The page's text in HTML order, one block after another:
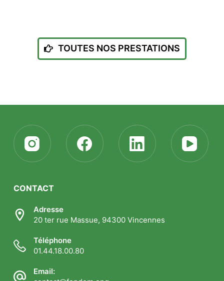
TOUTES NOS PRESTATIONS
CONTACT
Adresse
20 ter rue Massue, 94300 Vincennes
Téléphone
01.44.18.00.80
Email: